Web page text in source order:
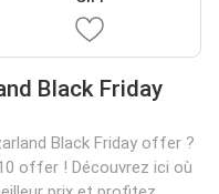
Black Friday
Black Friday offer ?
offer ! Découvrez ici où